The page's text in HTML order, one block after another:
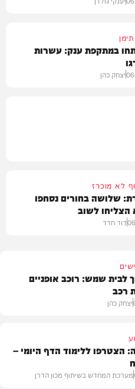
במתקפת ענק: עשרות
יצחק כהן
לא מוכרז
שלושה בחורים נסחפו
הצליחו לשוב
דוד חדד
לבית שמש: רוכב אופניים
רכב
יצחק כהן
הצטרפו ללימוד הדף היומי –
מערכת המחדש בשיתוף מכון הדרן